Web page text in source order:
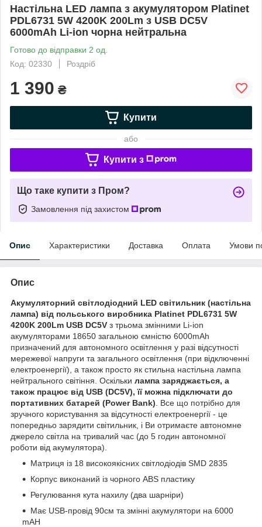
Настільна LED лампа з акумулятором Platinet
PDL6731 5W 4200K 200Lm з USB DC5V
6000mAh Li-ion чорна нейтральна
Готово до відправки 2 од.
Код: 02330
Роздріб
1 390 ₴
Купити
або
Купити з
Що таке купити з Пром?
Замовлення під захистом
Опис Характеристики Доставка Оплата Умови
Опис
Акумуляторний світлодіодний LED світильник (настільна
лампа) від польського виробника Platinet PDL6731 5W
4200K 200Lm USB DC5V з трьома змінними Li-ion
акумуляторами 18650 загальною ємністю 6000mAh
призначений для автономного освітлення у разі відсутності
мережевої напруги та загального освітлення (при відключенні
електроенергії), а також просто як стильна настільна лампа
нейтрального світіння. Оскільки лампа заряджається, а
також працює від USB (DC5V), її можна підключати до
портативних батарей (Power Bank) . Все що потрібно для
зручного користування за відсутності електроенергії - це
попередньо зарядити світильник, і Ви отримаєте автономне
джерело світла на тривалий час (до 5 годин автономної
роботи від акумулятора).
Матриця із 18 високоякісних світлодіодів SMD 2835
Корпус виконаний із чорного ABS пластику
Регулювання кута нахилу (два шарніри)
Має USB-провід 90см та змінні акумулятори на 6000
mAH